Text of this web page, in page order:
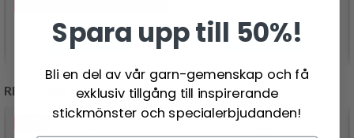
Se produkt Se produkt
REKOMMENDERAS FÖR DIG
Spara upp till 50%!
Bli en del av vår garn-gemenskap och få
exklusiv tillgång till inspirerande
stickmönster och specialerbjudanden!